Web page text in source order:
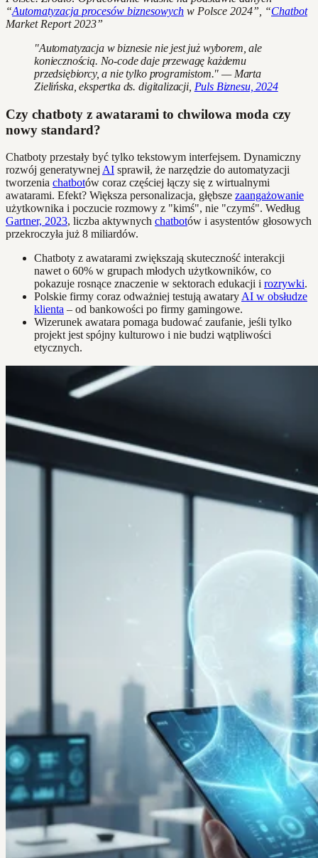
“Automatyzacja procesów biznesowych w Polsce 2024”, “Chatbot
Market Report 2023”
"Automatyzacja w biznesie nie jest już wyborem, ale
koniecznością. No-code daje przewagę każdemu
przedsiębiorcy, a nie tylko programistom." — Marta
Zielińska, ekspertka ds. digitalizacji, Puls Biznesu, 2024
Czy chatboty z awatarami to chwilowa moda czy
nowy standard?
Chatboty przestały być tylko tekstowym interfejsem. Dynamiczny
rozwój generatywnej AI sprawił, że narzędzie do automatyzacji
tworzenia chatbotów coraz częściej łączy się z wirtualnymi
awatarami. Efekt? Większa personalizacja, głębsze zaangażowanie
użytkownika i poczucie rozmowy z "kimś", nie "czymś". Według
Gartner, 2023, liczba aktywnych chatbotów i asystentów głosowych
przekroczyła już 8 miliardów.
Chatboty z awatarami zwiększają skuteczność interakcji
nawet o 60% w grupach młodych użytkowników, co
pokazuje rosnące znaczenie w sektorach edukacji i rozrywki.
Polskie firmy coraz odważniej testują awatary AI w obsłudze
klienta – od bankowości po firmy gamingowe.
Wizerunek awatara pomaga budować zaufanie, jeśli tylko
projekt jest spójny kulturowo i nie budzi wątpliwości
etycznych.